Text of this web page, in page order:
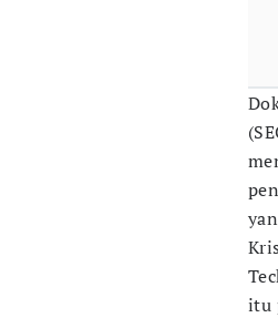
itu